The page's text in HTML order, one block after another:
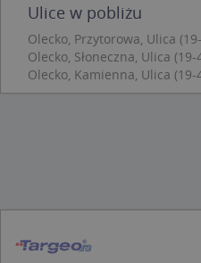
Ulice w pobliżu
Olecko, Przytorowa, Ulica
Olecko, Słoneczna, Ulica (19-
Olecko, Kamienna, Ulica (19-
APPSESSID